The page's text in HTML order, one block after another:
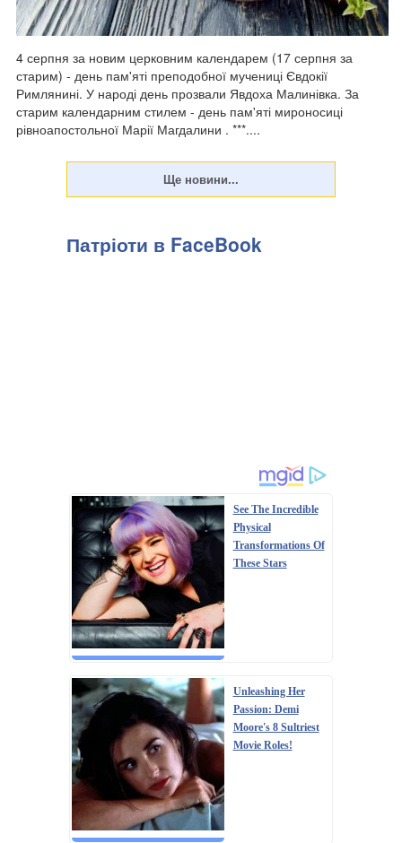
4 серпня за новим церковним календарем (17 серпня за
старим) - день пам'яті преподобної мучениці Євдокії
Римлянині. У народі день прозвали Явдоха Малинівка. За
старим календарним стилем - день пам'яті мироносиці
рівноапостольної Марії Магдалини . ***....
Патріоти в FaceBook
See The Incredible
Physical
Transformations Of
These Stars
Unleashing Her
Passion: Demi
Moore's 8 Sultriest
Movie Roles!